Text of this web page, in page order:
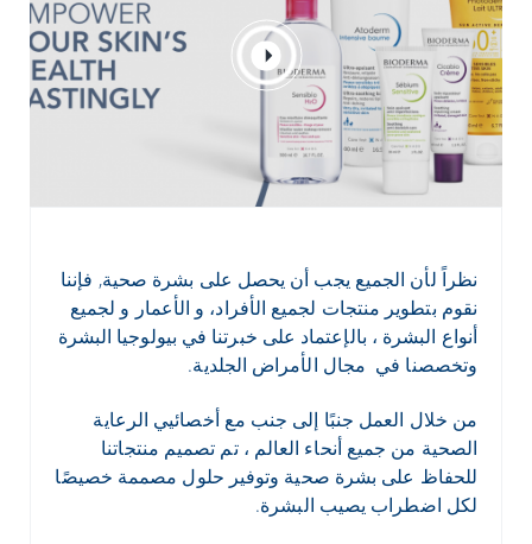
نظراً لأن الجميع يجب أن يحصل على بشرة صحية, فإننا
نقوم بتطوير منتجات لجميع الأفراد، و الأعمار و لجميع
أنواع البشرة ، بالإعتماد على خبرتنا في بيولوجيا البشرة
وتخصصنا في مجال الأمراض الجلدية.
من خلال العمل جنبًا إلى جنب مع أخصائيي الرعاية
الصحية من جميع أنحاء العالم ، تم تصميم منتجاتنا
للحفاظ على بشرة صحية وتوفير حلول مصممة خصيصًا
لكل اضطراب يصيب البشرة.